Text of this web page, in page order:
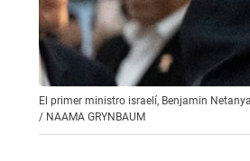
El primer ministro israelí, Benjamin
/ NAAMA GRYNBAUM